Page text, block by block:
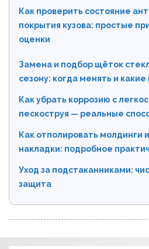
Как проверить состояние
покрытия кузова: простые
оценки
Замена и подбор щёток
сезону: когда менять и какие
Как убрать коррозию с
пескоструя — реальные
Как отполировать молдинги
накладки: подробное
Уход за подстаканниками:
защита